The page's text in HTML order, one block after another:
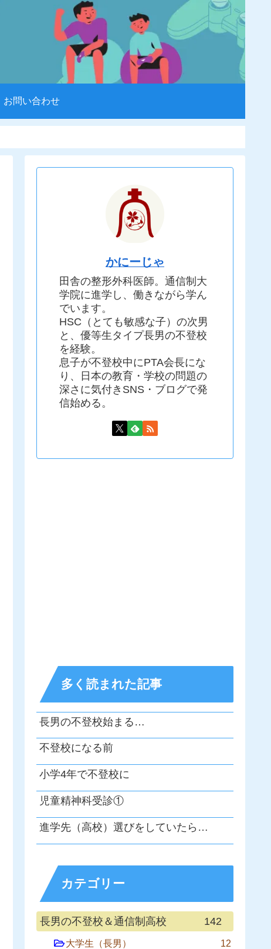
お問い合わせ
かにーじゃ
田舎の整形外科医師。通信制大
学院に進学し、働きながら学ん
でいます。
HSC（とても敏感な子）の次男
と、優等生タイプ長男の不登校
を経験。
息子が不登校中にPTA会長にな
り、日本の教育・学校の問題の
深さに気付きSNS・ブログで発
信始める。
多く読まれた記事
長男の不登校始まる…
不登校になる前
小学4年で不登校に
児童精神科受診①
進学先（高校）選びをしていたら…
カテゴリー
長男の不登校＆通信制高校 142
大学生（長男） 12